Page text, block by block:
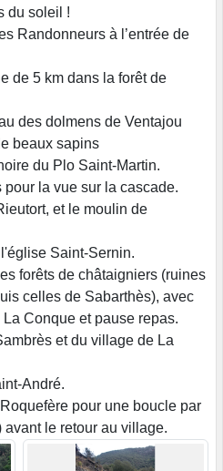
du soleil !
Randonneurs à l’entrée de
de 5 km dans la forêt de
des dolmens de Ventajou
beaux sapins
du Plo Saint-Martin.
la vue sur la cascade.
et le moulin de
Saint-Sernin.
forêts de châtaigniers (ruines
celles de Sabarthès), avec
Conque et pause repas.
et du village de La
André.
pour une boucle par
avant le retour au village.